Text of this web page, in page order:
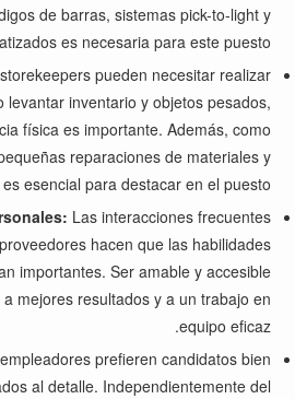
de barras, sistemas pick-to-light y
es necesaria para este puesto.
pueden necesitar realizar
levantar inventario y objetos pesados,
física es importante. Además, como
reparaciones de materiales y
esencial para destacar en el puesto.
Las interacciones frecuentes
hacen que las habilidades
importantes. Ser amable y accesible
mejores resultados y a un trabajo en
equipo eficaz.
prefieren candidatos bien
al detalle. Independientemente del